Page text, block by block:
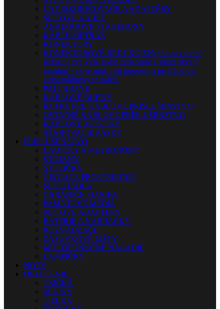
CAT ROZBOČOVAČE A ADAPTÉRY
SIEŤOVÉ KÁBLE
ANALÓGOVÉ STAGEBOXY
KÁBLE METRÁŽ
KONEKTORY
KONEKTOROVÉ REDUKCIENájdite si vhodnú
redukciu pre Vaše audio zariadenie a zažite skvelý
komfort + nové možnosti prepojenia pri štúdiovej,
alebo pódiovej aplikácii.
PATCHBAYE
KÁBLOVÉ BUBNY
KUFRE PRE KÁBLOVÉ PRÍSLUŠENSTVO
OSTATNÉ KÁBLOVÉ PRÍSLUŠENSTVO
KÁBLOVÉ MOSTÍKY
SŤAHOVACIE PÁSKY
PRÍSLUŠENSTVO
LADIČKY A METRONÓMY
STOJANY
STOLIČKY
ČISTIACE PROSTRIEDKY
SLÚCHADLÁ
CHRÁNIČE SLUCHU
PAMÄŤOVÉ MÉDIÁ
SIEŤOVÉ ADAPTÉRY
BATÉRIE A NABÍJAČKY
ROZVÁDZAČE
ZÁSUVKOVÉ LIŠTY
MULTIFUNKČNÉ NÁRADIE
LAMPIČKY
NOTY
OBLEČENIE
TRIČKÁ
MIKINY
TIELKA